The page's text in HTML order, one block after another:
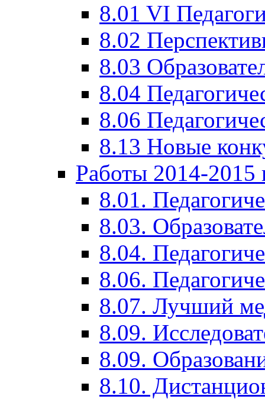
8.01 VI
8.02
8.03
8.04
8.06
8.13 Новые
Работы 2014-2015
8.01.
8.03.
8.04.
8.06.
8.07. Лучший
8.09.
8.09.
8.10.